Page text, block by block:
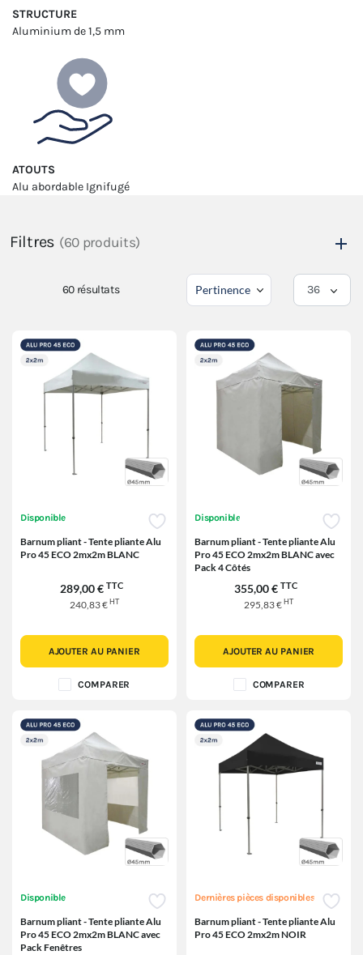
STRUCTURE
Aluminiumde 1,5 mm
ATOUTS
Alu abordable Ignifugé
Filtres (60 produits)
60 résultats
Disponible
Barnum pliant - Tente pliante Alu
Pro 45 ECO 2mx2m BLANC
289,00 € TTC
240,83 € HT
AJOUTER AU PANIER
COMPARER
Disponible
Barnum pliant - Tente pliante Alu
Pro 45 ECO 2mx2m BLANC avec
Pack 4 Côtés
355,00 € TTC
295,83 €HT
AJOUTER AU PANIER
COMPARER
Disponible
Barnum pliant - Tente pliante Alu
Pro 45 ECO 2mx2m BLANC avec
Pack Fenêtres
Dernières pièces disponibles
Barnum pliant - Tente pliante Alu
Pro 45 ECO 2mx2m NOIR